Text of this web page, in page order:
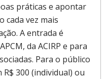
práticas e apontar
cada vez mais
A entrada é
da ACIRP e para
Para o público
300 (individual) ou